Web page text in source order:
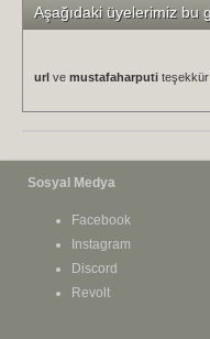
Aşağıdaki üyelerimiz bu
url ve mustafaharputi teşekkür
Sosyal Medya
Facebook
Instagram
Discord
Revolt